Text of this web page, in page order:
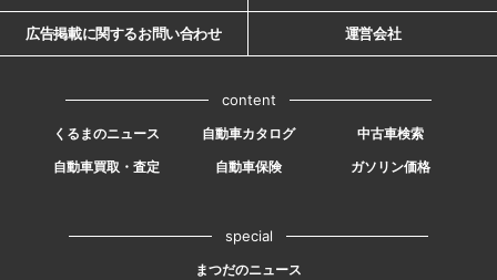
広告掲載に関するお問い合わせ 運営会社
content
くるまのニュース 自動車カタログ
中古車検索
自動車買取・査定
自動車保険 ガソリン価格
special
まつだのニュース